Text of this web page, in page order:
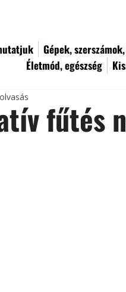
Gépek,
Életmód, egészség
fűtés